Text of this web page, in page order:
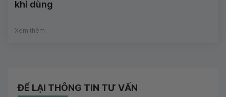
khi dùng
Xem thêm
ĐỂ LẠI THÔNG TIN TƯ VẤN